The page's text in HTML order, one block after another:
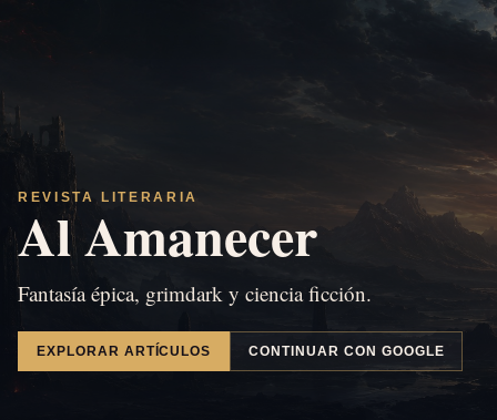
REVISTA LITERARIA
Al Amanecer
Fantasía épica, grimdark y ciencia ficción.
EXPLORAR ARTÍCULOS CONTINUAR CON GOOGLE